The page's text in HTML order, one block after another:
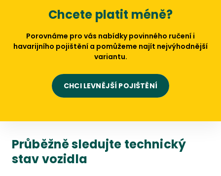
Chcete platit méně?
Porovnáme pro vás nabídky povinného ručení i
havarijního pojištění a pomůžeme najít nejvýhodnější
variantu.
CHCI LEVNĚJŠÍ POJIŠTĚNÍ
Průběžně sledujte technický
stav vozidla